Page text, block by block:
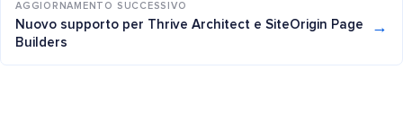
AGGIORNAMENTO SUCCESSIVO
Nuovo supporto per Thrive Architect e SiteOrigin Page
Builders
→